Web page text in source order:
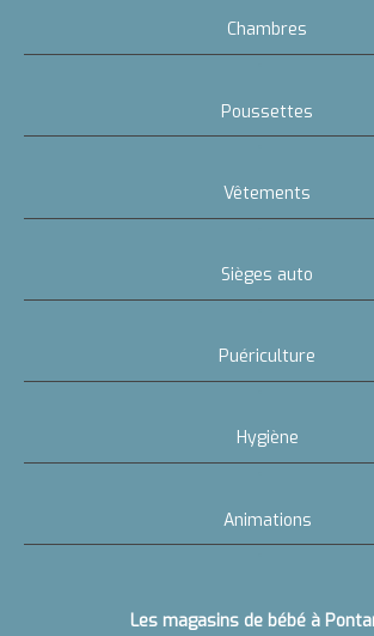
Chambres
Poussettes
Vêtements
Sièges auto
Puériculture
Hygiène
Animations
Les magasins de bébé à